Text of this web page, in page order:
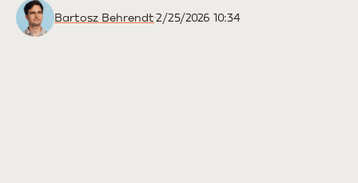
Bartosz Behrendt2/25/2026 10:34